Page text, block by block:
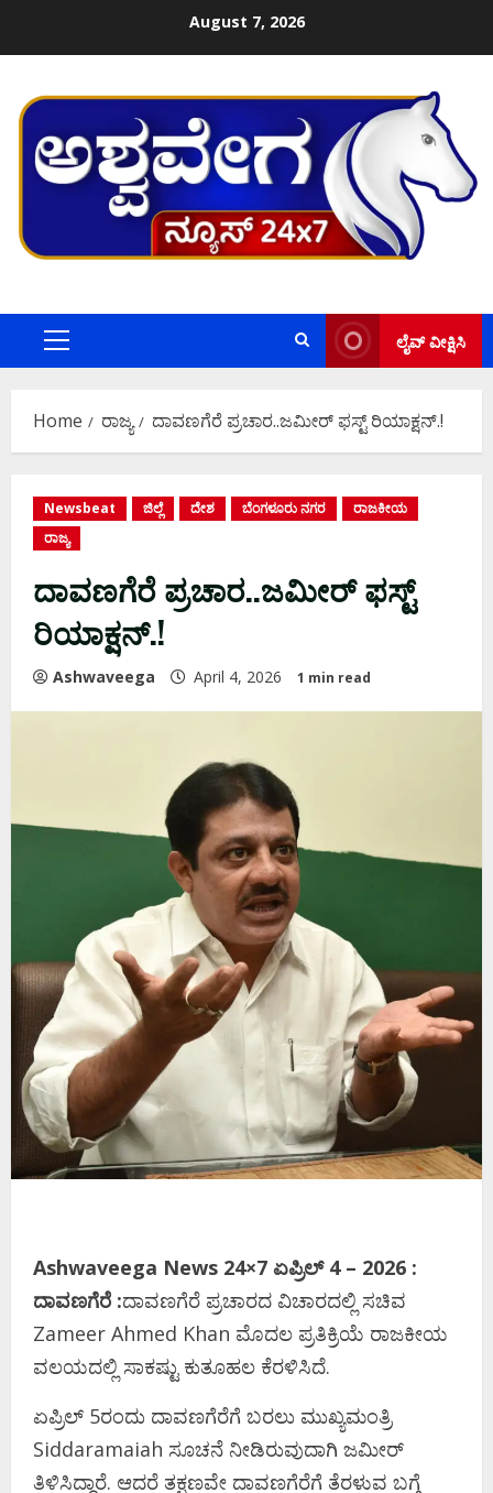
August 7, 2026
Primary
ಲೈವ್ ವೀಕ್ಷಿಸಿ
Home ರಾಜ್ಯ ದಾವಣಗೆರೆ ಪ್ರಚಾರ..ಜಮೀರ್ ಫಸ್ಟ್ ರಿಯಾಕ್ಷನ್.!
Newsbeat ಜಿಲ್ಲೆ ದೇಶ ಬೆಂಗಳೂರು ನಗರ
ರಾಜಕೀಯ
ರಾಜ್ಯ
ದಾವಣಗೆರೆ ಪ್ರಚಾರ..ಜಮೀರ್ ಫಸ್ಟ್
ರಿಯಾಕ್ಷನ್.!
Ashwaveega April 4, 2026 1 min read
Ashwaveega News 24×7 ಏಪ್ರಿಲ್‌ 4 – 2026 :
ದಾವಣಗೆರೆ :ದಾವಣಗೆರೆ ಪ್ರಚಾರದ ವಿಚಾರದಲ್ಲಿ ಸಚಿವ
Zameer Ahmed Khan ಮೊದಲ ಪ್ರತಿಕ್ರಿಯೆ ರಾಜಕೀಯ
ವಲಯದಲ್ಲಿ ಸಾಕಷ್ಟು ಕುತೂಹಲ ಕೆರಳಿಸಿದೆ.
ಏಪ್ರಿಲ್ 5ರಂದು ದಾವಣಗೆರೆಗೆ ಬರಲು ಮುಖ್ಯಮಂತ್ರಿ
Siddaramaiah ಸೂಚನೆ ನೀಡಿರುವುದಾಗಿ ಜಮೀರ್
ತಿಳಿಸಿದ್ದಾರೆ. ಆದರೆ ತಕ್ಷಣವೇ ದಾವಣಗೆರೆಗೆ ತೆರಳುವ ಬಗ್ಗೆ